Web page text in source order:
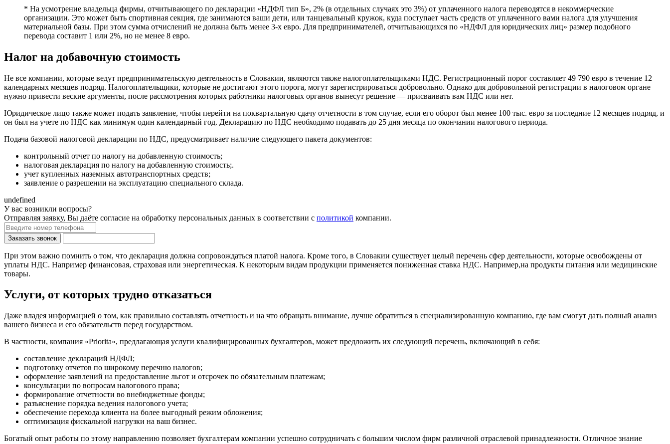
* На усмотрение владельца фирмы, отчитывающего по декларации «НДФЛ тип Б», 2% (в отдельных случаях это 3%) от уплаченного налога переводятся в некоммерческие
организации. Это может быть спортивная секция, где занимаются ваши дети, или танцевальный кружок, куда поступает часть средств от уплаченного вами налога для улучшения
материальной базы. При этом сумма отчислений не должна быть менее 3-х евро. Для предпринимателей, отчитывающихся по «НДФЛ для юридических лиц» размер подобного
перевода составит 1 или 2%, но не менее 8 евро.
Налог на добавочную стоимость
Не все компании, которые ведут предпринимательскую деятельность в Словакии, являются также налогоплательщиками НДС. Регистрационный порог составляет 49 790 евро в течение 12
календарных месяцев подряд. Налогоплательщики, которые не достигают этого порога, могут зарегистрироваться добровольно. Однако для добровольной регистрации в налоговом органе
нужно привести веские аргументы, после рассмотрения которых работники налоговых органов вынесут решение — присваивать вам НДС или нет.
Юридическое лицо также может подать заявление, чтобы перейти на поквартальную сдачу отчетности в том случае, если его оборот был менее 100 тыс. евро за последние 12 месяцев подряд, и
он был на учете по НДС как минимум один календарный год. Декларацию по НДС необходимо подавать до 25 дня месяца по окончании налогового периода.
Подача базовой налоговой декларации по НДС, предусматривает наличие следующего пакета документов:
контрольный отчет по налогу на добавленную стоимость;
налоговая декларация по налогу на добавленную стоимость;.
учет купленных наземных автотранспортных средств;
заявление о разрешении на эксплуатацию специального склада.
undefined
У вас возникли вопросы?
Отправляя заявку, Вы даёте согласие на обработку персональных данных в соответствии с политикой компании.
Заказать звонок
При этом важно помнить о том, что декларация должна сопровождаться платой налога. Кроме того, в Словакии существует целый перечень сфер деятельности, которые освобождены от
уплаты НДС. Например финансовая, страховая или энергетическая. К некоторым видам продукции применяется пониженная ставка НДС. Например,на продукты питания или медицинские
товары.
Услуги, от которых трудно отказаться
Даже владея информацией о том, как правильно составлять отчетность и на что обращать внимание, лучше обратиться в специализированную компанию, где вам смогут дать полный анализ
вашего бизнеса и его обязательств перед государством.
В частности, компания «Priorita», предлагающая услуги квалифицированных бухгалтеров, может предложить их следующий перечень, включающий в себя:
составление деклараций НДФЛ;
подготовку отчетов по широкому перечню налогов;
оформление заявлений на предоставление льгот и отсрочек по обязательным платежам;
консультации по вопросам налогового права;
формирование отчетности во внебюджетные фонды;
разъяснение порядка ведения налогового учета;
обеспечение перехода клиента на более выгодный режим обложения;
оптимизация фискальной нагрузки на ваш бизнес.
Богатый опыт работы по этому направлению позволяет бухгалтерам компании успешно сотрудничать с большим числом фирм различной отраслевой принадлежности. Отличное знание